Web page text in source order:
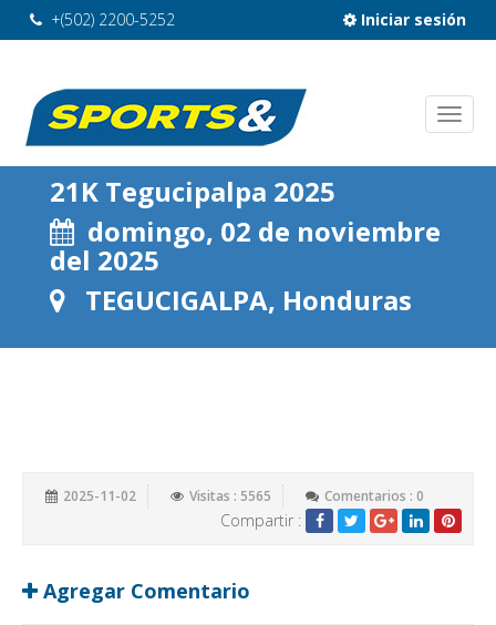
Iniciar sesión
+(502) 2200-5252
21K Tegucipalpa 2025
domingo, 02 de noviembre
del 2025
TEGUCIGALPA, Honduras
2025-11-02 Visitas : 5565 Comentarios : 0
Compartir :
Agregar Comentario